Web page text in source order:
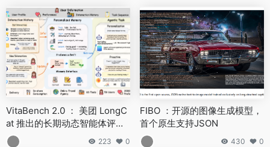
VitaBench 2.0 ： 美团 LongC
at 推出的长期动态智能体评测
基准
223 0
FIBO ：开源的图像生成模型，
首个原生支持JSON
430 0